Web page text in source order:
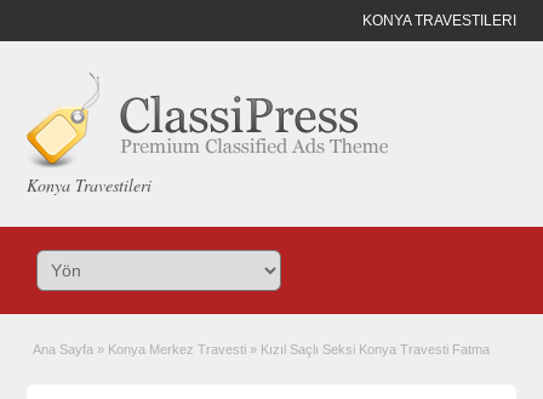
KONYA TRAVESTILERI
Konya Travestileri
Ana Sayfa » Konya Merkez Travesti » Kızıl Saçlı Seksi Konya Travesti Fatma